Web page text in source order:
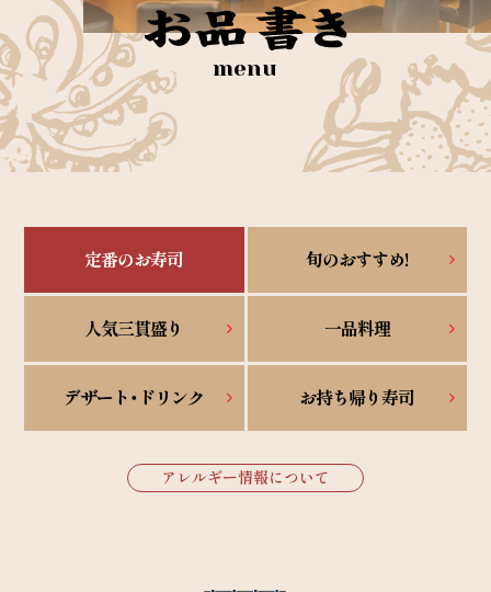
menu
定番のお寿司 旬のおすすめ!
人気三貫盛り 一品料理
デザート・ドリンク お持ち帰り寿司
アレルギー情報について